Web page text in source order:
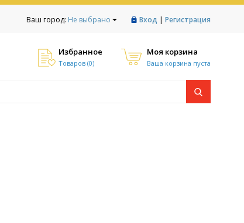
Ваш город: Не выбрано Вход | Регистрация
Избранное
Товаров (0)
Моя корзина
Ваша корзина пуста